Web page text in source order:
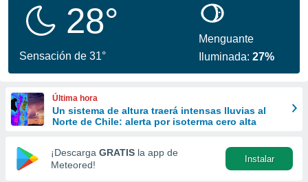
se
calidad.
a este
las
y
forma
digital
basada
28°
Sensación de 31°
Menguante
Iluminada:27%
Última hora
Un sistema de altura traerá intensas lluvias al
Norte de Chile: alerta por isoterma cero alta
¡Descarga GRATIS la app de
Meteored!
Instalar